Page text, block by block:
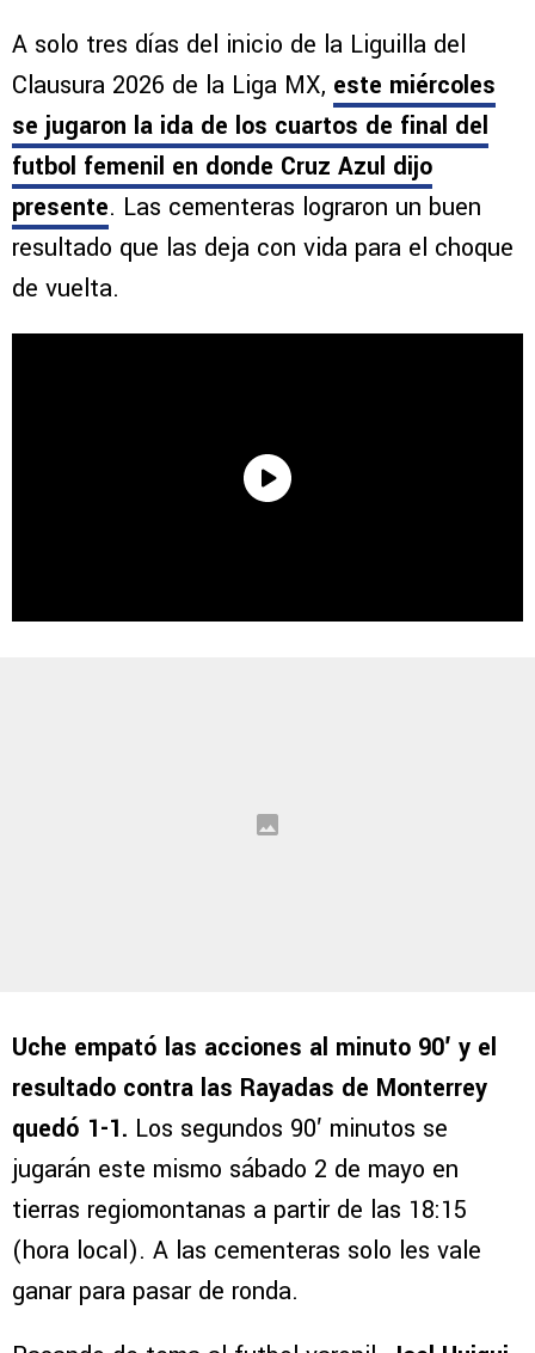
A solo tres días del inicio de la Liguilla del
Clausura 2026 de la Liga MX, este miércoles
se jugaron la ida de los cuartos de final del
futbol femenil en donde Cruz Azul dijo
presente. Las cementeras lograron un buen
resultado que las deja con vida para el choque
de vuelta.
Uche empató las acciones al minuto 90′ y el
resultado contra las Rayadas de Monterrey
quedó 1-1. Los segundos 90′ minutos se
jugarán este mismo sábado 2 de mayo en
tierras regiomontanas a partir de las 18:15
(hora local). A las cementeras solo les vale
ganar para pasar de ronda.